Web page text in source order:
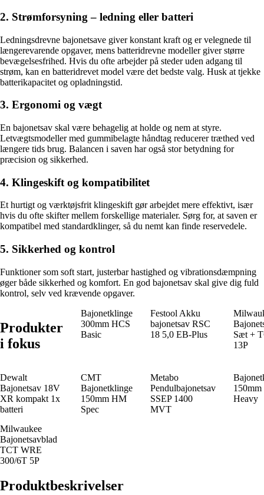
2. Strømforsyning – ledning eller batteri
Ledningsdrevne bajonetsave giver konstant kraft og er velegnede til
længerevarende opgaver, mens batteridrevne modeller giver større
bevægelsesfrihed. Hvis du ofte arbejder på steder uden adgang til
strøm, kan en batteridrevet model være det bedste valg. Husk at tjekke
batterikapacitet og opladningstid.
3. Ergonomi og vægt
En bajonetsav skal være behagelig at holde og nem at styre.
Letvægtsmodeller med gummibelagte håndtag reducerer træthed ved
længere tids brug. Balancen i saven har også stor betydning for
præcision og sikkerhed.
4. Klingeskift og kompatibilitet
Et hurtigt og værktøjsfrit klingeskift gør arbejdet mere effektivt, især
hvis du ofte skifter mellem forskellige materialer. Sørg for, at saven er
kompatibel med standardklinger, så du nemt kan finde reservedele.
5. Sikkerhed og kontrol
Funktioner som soft start, justerbar hastighed og vibrationsdæmpning
øger både sikkerhed og komfort. En god bajonetsav skal give dig fuld
kontrol, selv ved krævende opgaver.
Produkter
i fokus
Bajonetklinge
300mm HCS
Basic
Festool Akku
bajonetsav RSC
18 5,0 EB-Plus
Sæt +
13P
Dewalt
Bajonetsav 18V
XR kompakt 1x
batteri
CMT
Bajonetklinge
150mm HM
Spec
Metabo
Pendulbajonetsav
SSEP 1400
MVT
Heavy
Milwaukee
Bajonetsavblad
TCT WRE
300/6T 5P
Produktbeskrivelser